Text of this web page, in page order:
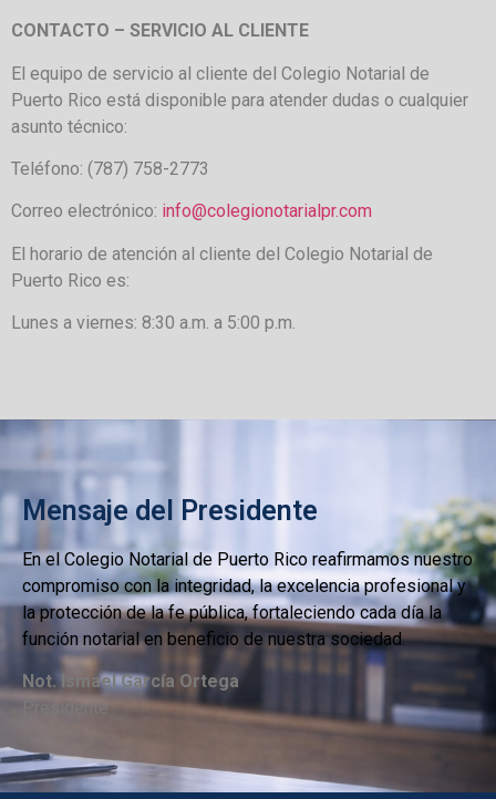
CONTACTO – SERVICIO AL CLIENTE
El equipo de servicio al cliente del Colegio Notarial de
Puerto Rico está disponible para atender dudas o cualquier
asunto técnico:
Teléfono: (787) 758-2773
Correo electrónico: info@colegionotarialpr.com
El horario de atención al cliente del Colegio Notarial de
Puerto Rico es:
Lunes a viernes: 8:30 a.m. a 5:00 p.m.
Mensaje del Presidente
En el Colegio Notarial de Puerto Rico reafirmamos nuestro
compromiso con la integridad, la excelencia profesional y
la protección de la fe pública, fortaleciendo cada día la
función notarial en beneficio de nuestra sociedad.
Not. Ismael García Ortega
Presidente